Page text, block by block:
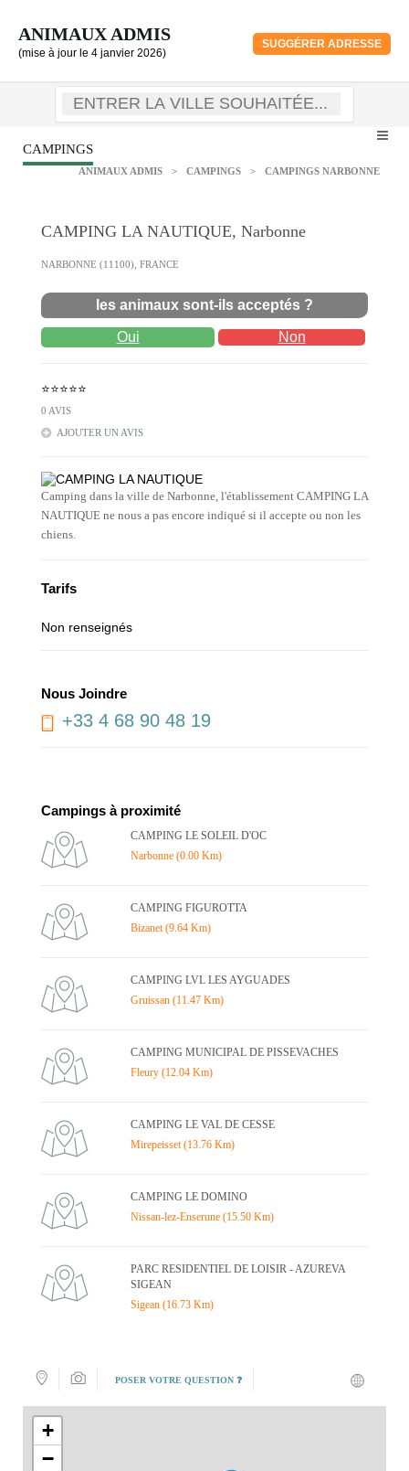
ANIMAUX ADMIS
(mise à jour le 4 janvier 2026)
SUGGÉRER ADRESSE
CAMPINGS
ANIMAUX ADMIS > CAMPINGS > CAMPINGS NARBONNE
CAMPING LA NAUTIQUE, Narbonne
NARBONNE (11100), FRANCE
les animaux sont-ils acceptés ?
Oui Non
⭐⭐⭐⭐⭐
0 AVIS
AJOUTER UN AVIS
Camping dans la ville de Narbonne, l'établissement CAMPING LA
NAUTIQUE ne nous a pas encore indiqué si il accepte ou non les
chiens.
Tarifs
Non renseignés
Nous Joindre
+33 4 68 90 48 19
Campings à proximité
CAMPING LE SOLEIL D'OC
Narbonne (0.00 Km)
CAMPING FIGUROTTA
Bizanet (9.64 Km)
CAMPING LVL LES AYGUADES
Gruissan (11.47 Km)
CAMPING MUNICIPAL DE PISSEVACHES
Fleury (12.04 Km)
CAMPING LE VAL DE CESSE
Mirepeisset (13.76 Km)
CAMPING LE DOMINO
Nissan-lez-Enserune (15.50 Km)
PARC RESIDENTIEL DE LOISIR - AZUREVA
SIGEAN
Sigean (16.73 Km)
POSER VOTRE QUESTION ❓
+
−